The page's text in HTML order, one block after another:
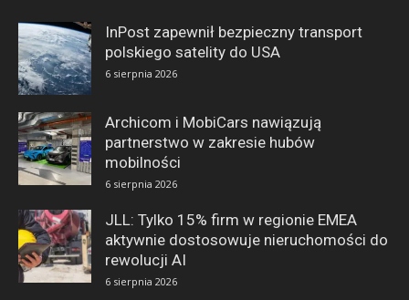
InPost zapewnił bezpieczny transport
polskiego satelity do USA
6 sierpnia 2026
Archicom i MobiCars nawiązują
partnerstwo w zakresie hubów
mobilności
6 sierpnia 2026
JLL: Tylko 15% firm w regionie EMEA
aktywnie dostosowuje nieruchomości do
rewolucji AI
6 sierpnia 2026